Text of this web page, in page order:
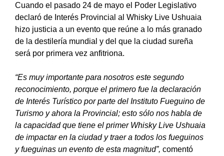
Cuando el pasado 24 de mayo el Poder Legislativo
declaró de Interés Provincial al Whisky Live Ushuaia
hizo justicia a un evento que reúne a lo más granado
de la destilería mundial y del que la ciudad sureña
será por primera vez anfitriona.
“Es muy importante para nosotros este segundo
reconocimiento, porque el primero fue la declaración
de Interés Turístico por parte del Instituto Fueguino de
Turismo y ahora la Provincial; esto sólo nos habla de
la capacidad que tiene el primer Whisky Live Ushuaia
de impactar en la ciudad y traer a todos los fueguinos
y fueguinas un evento de esta magnitud”, comentó